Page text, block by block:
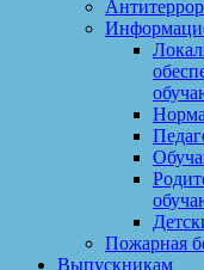
Пожарная
Выпускникам